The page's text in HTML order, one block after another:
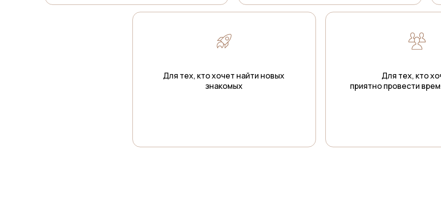
Для тех, кто хочет найти новых
знакомых
Для тех, кто
приятно провести